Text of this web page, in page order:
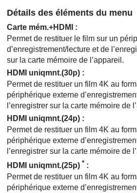
Détails des éléments du menu
Carte mém.+HDMI
:
Permet de restituer le film sur un
d’enregistrement/lecture et de
sur la carte mémoire de l’appareil.
HDMI uniqmnt.(30p) :
Permet de restituer un film 4K au
périphérique externe
l’enregistrer sur la carte mémoire de
HDMI uniqmnt.(24p) :
Permet de restituer un film 4K au
périphérique externe
l’enregistrer sur la carte mémoire de
HDMI uniqmnt.(25p) * :
Permet de restituer un film 4K au
périphérique externe